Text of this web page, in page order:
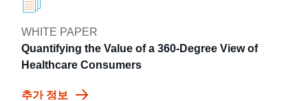
WHITE PAPER
Quantifying the Value of a 360-Degree View of
Healthcare Consumers
추가 정보